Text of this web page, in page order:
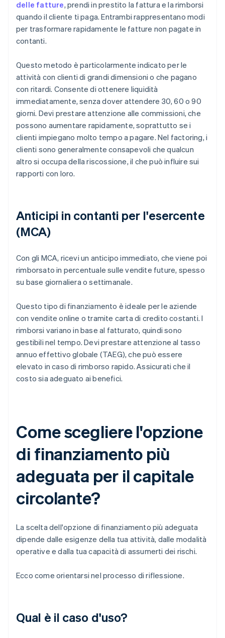
delle fatture, prendi in prestito la fattura e la rimborsi
quando il cliente ti paga. Entrambi rappresentano modi
per trasformare rapidamente le fatture non pagate in
contanti.
Questo metodo è particolarmente indicato per le
attività con clienti di grandi dimensioni o che pagano
con ritardi. Consente di ottenere liquidità
immediatamente, senza dover attendere 30, 60 o 90
giorni. Devi prestare attenzione alle commissioni, che
possono aumentare rapidamente, soprattutto se i
clienti impiegano molto tempo a pagare. Nel factoring, i
clienti sono generalmente consapevoli che qualcun
altro si occupa della riscossione, il che può influire sui
rapporti con loro.
Anticipi in contanti per l'esercente
(MCA)
Con gli MCA, ricevi un anticipo immediato, che viene poi
rimborsato in percentuale sulle vendite future, spesso
su base giornaliera o settimanale.
Questo tipo di finanziamento è ideale per le aziende
con vendite online o tramite carta di credito costanti. I
rimborsi variano in base al fatturato, quindi sono
gestibili nel tempo. Devi prestare attenzione al tasso
annuo effettivo globale (TAEG), che può essere
elevato in caso di rimborso rapido. Assicurati che il
costo sia adeguato ai benefici.
Come scegliere l'opzione
di finanziamento più
adeguata per il capitale
circolante?
La scelta dell'opzione di finanziamento più adeguata
dipende dalle esigenze della tua attività, dalle modalità
operative e dalla tua capacità di assumerti dei rischi.
Ecco come orientarsi nel processo di riflessione.
Qual è il caso d'uso?